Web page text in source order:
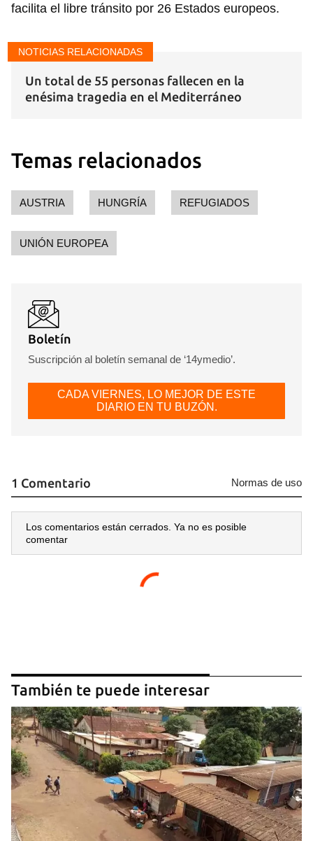
Guardar como favorito
Para poder guardar como favorito, primero has de
iniciar sesión con tu cuenta de 14ymedio.
facilita el libre tránsito por 26 Estados europeos.
NOTICIAS RELACIONADAS
Un total de 55 personas fallecen en la
enésima tragedia en el Mediterráneo
Temas relacionados
AUSTRIA HUNGRÍA REFUGIADOS
UNIÓN EUROPEA
Boletín
Suscripción al boletín semanal de ‘14ymedio’.
CADA VIERNES, LO MEJOR DE ESTE
DIARIO EN TU BUZÓN.
1 Comentario Normas de uso
Los comentarios están cerrados. Ya no es posible
comentar
También te puede interesar